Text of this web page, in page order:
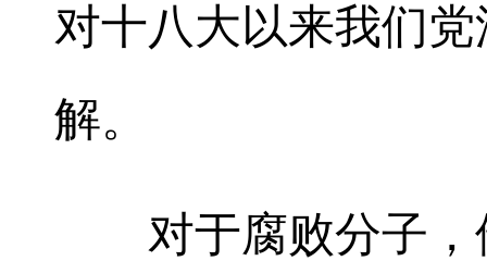
对十八大以来我们
解。
对于腐败分子，